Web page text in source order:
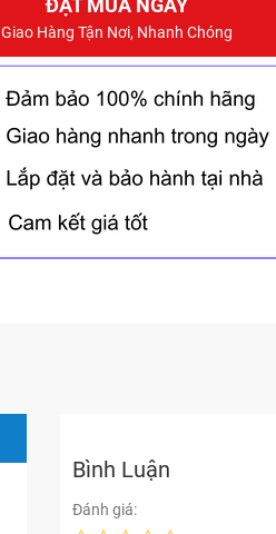
ĐẶT MUA NGAY
Giao Hàng Tận Nơi, Nhanh Chóng
Bình Luận
Đánh giá: